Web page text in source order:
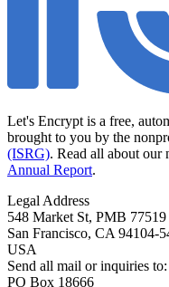
Let's Encrypt is a free,
brought to you by the
(ISRG). Read all about
Annual Report.
Legal Address
548 Market St, PMB 77519
San Francisco, CA 94104-
USA
Send all mail or inquiries to:
PO Box 18666